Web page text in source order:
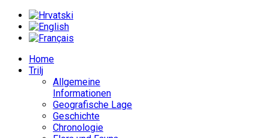
Home
Trilj
Allgemeine
Informationen
Geografische Lage
Geschichte
Chronologie